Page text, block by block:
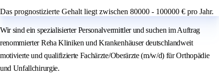
Das prognostizierte Gehalt liegt zwischen 80000 - 100000 € pro Jahr.
Wir sind ein spezialisierter Personalvermittler und suchen im Auftrag
renommierter Reha Kliniken und Krankenhäuser deutschlandweit
motivierte und qualifizierte Fachärzte/Oberärzte (m/w/d) für Orthopädie
und Unfallchirurgie.